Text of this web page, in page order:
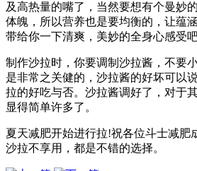
及高热量的嘴了，当然要想有个曼妙
体魄，所以营养也是要均衡的，让蕴
带给你一下清爽，美妙的全身心感受吧
制作沙拉时，你要调制沙拉酱，不要
是非常之关健的，沙拉酱的好坏可以
拉的好吃与否。沙拉酱调好了，对于
显得简单许多了。
夏天减肥开始进行拉!祝各位斗士减肥
沙拉不享用，都是不错的选择。